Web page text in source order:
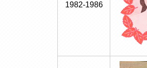
1982-1986